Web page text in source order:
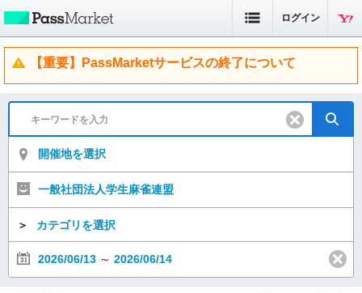
ログイン
【重要】PassMarketサービスの終了について
開催地を選択
一般社団法人学生麻雀連盟
＞ カテゴリを選択
2026/06/13 ～ 2026/06/14